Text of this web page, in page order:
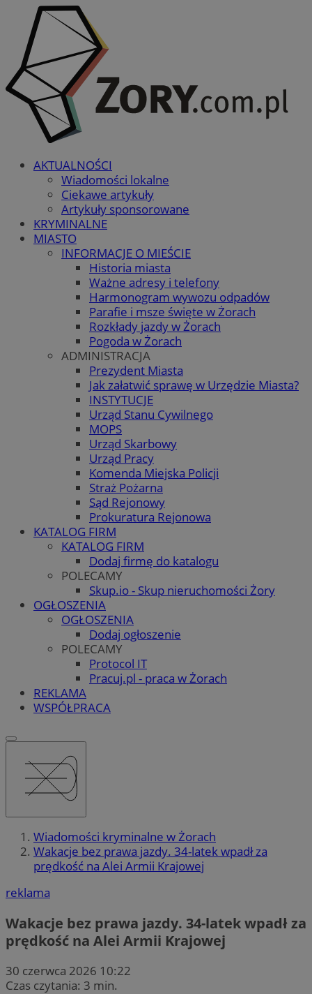
AKTUALNOŚCI
Wiadomości lokalne
Ciekawe artykuły
Artykuły sponsorowane
KRYMINALNE
MIASTO
INFORMACJE O MIEŚCIE
Historia miasta
Ważne adresy i telefony
Harmonogram wywozu odpadów
Parafie i msze święte w Żorach
Rozkłady jazdy w Żorach
Pogoda w Żorach
ADMINISTRACJA
Prezydent Miasta
Jak załatwić sprawę w Urzędzie Miasta?
INSTYTUCJE
Urząd Stanu Cywilnego
MOPS
Urząd Skarbowy
Urząd Pracy
Komenda Miejska Policji
Straż Pożarna
Sąd Rejonowy
Prokuratura Rejonowa
KATALOG FIRM
KATALOG FIRM
Dodaj firmę do katalogu
POLECAMY
Skup.io - Skup nieruchomości Żory
OGŁOSZENIA
OGŁOSZENIA
Dodaj ogłoszenie
POLECAMY
Protocol IT
Pracuj.pl - praca w Żorach
REKLAMA
WSPÓŁPRACA
Wiadomości kryminalne w Żorach
Wakacje bez prawa jazdy. 34-latek wpadł za
prędkość na Alei Armii Krajowej
reklama
Wakacje bez prawa jazdy. 34-latek wpadł za
prędkość na Alei Armii Krajowej
30 czerwca 2026 10:22
Czas czytania: 3 min.